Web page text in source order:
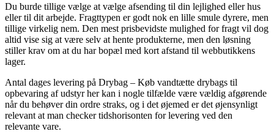
Du burde tillige vælge at vælge afsending til din lejlighed eller hus
eller til dit arbejde. Fragttypen er godt nok en lille smule dyrere, men
tillige virkelig nem. Den mest prisbevidste mulighed for fragt vil dog
altid vise sig at være selv at hente produkterne, men den løsning
stiller krav om at du har bopæl med kort afstand til webbutikkens
lager.
Antal dages levering på Drybag – Køb vandtætte drybags til
opbevaring af udstyr her kan i nogle tilfælde være vældig afgørende
når du behøver din ordre straks, og i det øjemed er det øjensynligt
relevant at man checker tidshorisonten for levering ved den
relevante vare.